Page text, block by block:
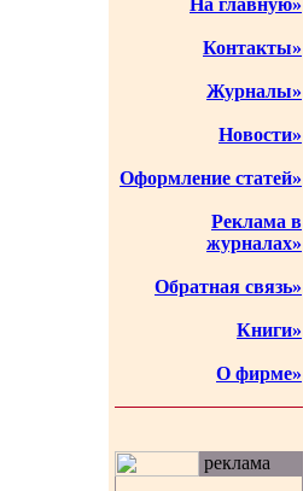
На главную»
Контакты»
Журналы»
Новости»
Оформление статей»
Реклама в
журналах»
Обратная связь»
Книги»
О фирме»
реклама